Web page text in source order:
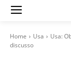
Home Usa
Usa:
discusso